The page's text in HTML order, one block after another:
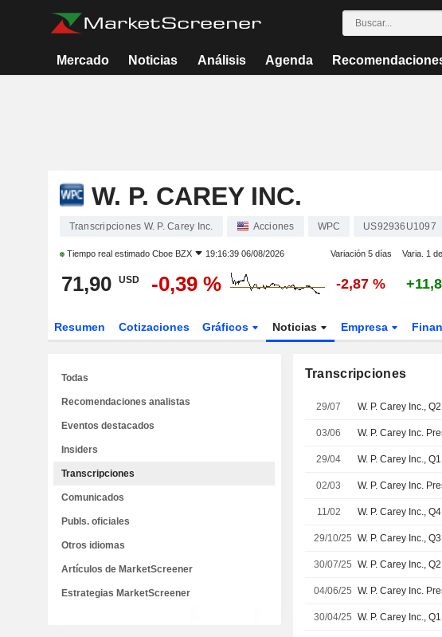
Mercado Noticias Análisis Agenda
W. P. CAREY INC.
Transcripciones W. P. Carey Inc. Acciones WPC US92936U1097
Tiempo real estimado Cboe BZX 19:16:39 06/08/2026 Variación 5 días Varia. 1
71,90 USD -0,39 % -2,87 %
Resumen Cotizaciones Gráficos Noticias Empresa
Transcripciones
29/07 W. P. Carey Inc.,
03/06
29/04 W. P. Carey Inc.,
02/03
11/02 W. P. Carey Inc.,
29/10/25 W. P. Carey Inc.,
30/07/25 W. P. Carey Inc.,
04/06/25
30/04/25 W. P. Carey Inc.,
Todas
Recomendaciones analistas
Eventos destacados
Insiders
Transcripciones
Comunicados
Publs. oficiales
Otros idiomas
Artículos de MarketScreener
Estrategias MarketScreener